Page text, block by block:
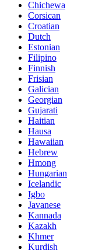
Chichewa
Corsican
Croatian
Dutch
Estonian
Filipino
Finnish
Frisian
Galician
Georgian
Gujarati
Haitian
Hausa
Hawaiian
Hebrew
Hmong
Hungarian
Icelandic
Igbo
Javanese
Kannada
Kazakh
Khmer
Kurdish